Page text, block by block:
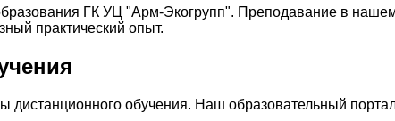
ГК УЦ "Арм-Экогрупп". Преподавание в
практический опыт.
обучения. Наш образовательный